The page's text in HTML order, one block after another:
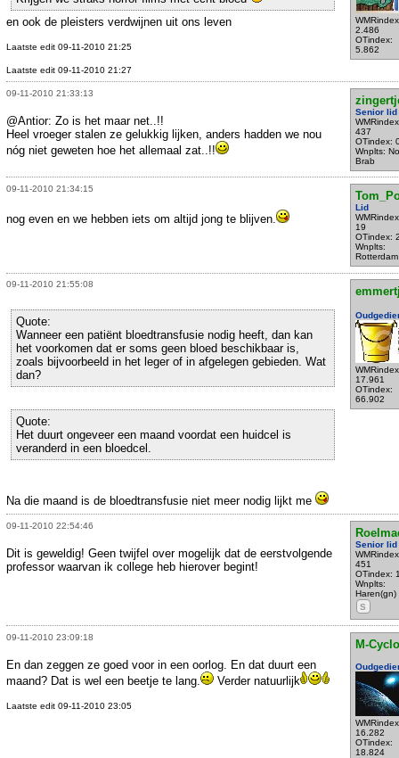
2.486
OTindex:
5.862
en ook de pleisters verdwijnen uit ons leven
Laatste edit 09-11-2010 21:25
Laatste edit 09-11-2010 21:27
09-11-2010 21:33:13
Senior lid
437
OTindex:
Wnplts:
Brab
@Antior: Zo is het maar net..!!
Heel vroeger stalen ze gelukkig lijken, anders hadden we nou
nóg niet geweten hoe het allemaal zat..!!
09-11-2010 21:34:15
Lid
19
OTindex:
Wnplts:
Rotterdam
nog even en we hebben iets om altijd jong te blijven.
09-11-2010 21:55:08
17.961
OTindex:
66.902
Quote:
Wanneer een patiënt bloedtransfusie nodig heeft, dan kan
het voorkomen dat er soms geen bloed beschikbaar is,
zoals bijvoorbeeld in het leger of in afgelegen gebieden. Wat
dan?
Quote:
Het duurt ongeveer een maand voordat een huidcel is
veranderd in een bloedcel.
Na die maand is de bloedtransfusie niet meer nodig lijkt me
09-11-2010 22:54:46
Senior lid
451
OTindex:
Wnplts:
Haren(gn)
S
Dit is geweldig! Geen twijfel over mogelijk dat de eerstvolgende
professor waarvan ik college heb hierover begint!
09-11-2010 23:09:18
M-
16.282
OTindex:
18.824
En dan zeggen ze goed voor in een oorlog. En dat duurt een
maand? Dat is wel een beetje te lang.
Verder natuurlijk
Laatste edit 09-11-2010 23:05